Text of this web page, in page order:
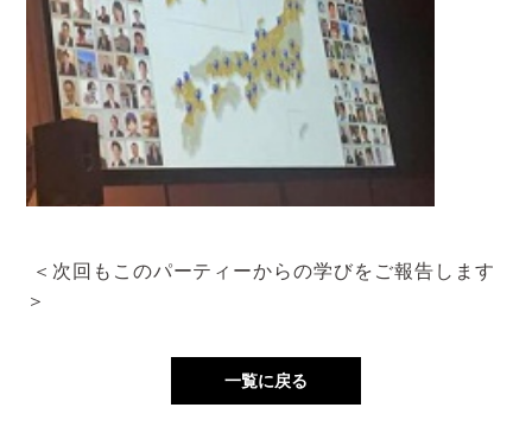
＜次回もこのパーティーからの学びをご報告します
＞
一覧に戻る